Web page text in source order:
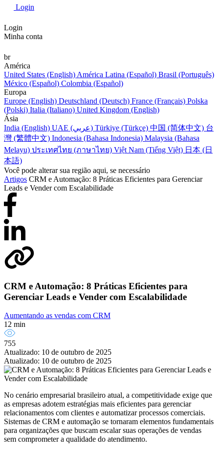
Login
Login
Minha conta
br
América
United States (English) América Latina (Español) Brasil (Português)
México (Español) Colombia (Español)
Europa
Europe (English) Deutschland (Deutsch) France (Français) Polska
(Polski) Italia (Italiano) United Kingdom (English)
Ásia
India (English)
UAE (عربي) Türkiye (Türkçe) 中国 (简体中文) 台
灣 (繁體中文) Indonesia (Bahasa Indonesia) Malaysia (Bahasa
Melayu) ประเทศไทย (ภาษาไทย) Việt Nam (Tiếng Việt) 日本 (日
本語)
Você pode alterar sua região aqui, se necessário
Artigos CRM e Automação: 8 Práticas Eficientes para Gerenciar
Leads e Vender com Escalabilidade
CRM e Automação: 8 Práticas Eficientes para
Gerenciar Leads e Vender com Escalabilidade
Aumentando as vendas com CRM
12 min
755
Atualizado: 10 de outubro de 2025
Atualizado: 10 de outubro de 2025
No cenário empresarial brasileiro atual, a competitividade exige que
as empresas adotem estratégias mais eficientes para gerenciar
relacionamentos com clientes e automatizar processos comerciais.
Sistemas de CRM e automação se tornaram elementos fundamentais
para organizações que buscam escalar suas operações de vendas
sem comprometer a qualidade do atendimento.